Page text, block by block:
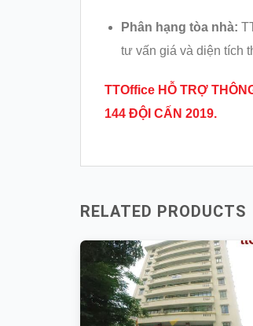
Phân hạng tòa nhà:
tư vấn giá và diện tích
TTOffice HỖ TRỢ
144 ĐỘI CẤN 2019.
RELATED PRODUCTS